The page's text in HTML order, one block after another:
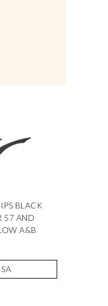
BLACK
57 AND
A&B